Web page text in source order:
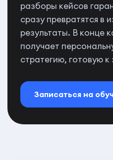
разборы кейсов
сразу превратятся в
результаты. В конце
получает
стратегию, готовую к
Записаться на